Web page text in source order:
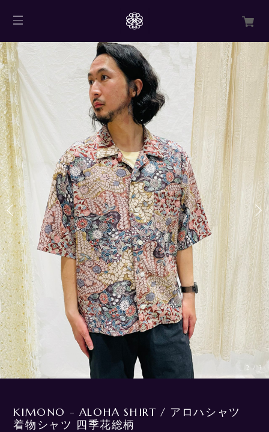
3 / 3
KIMONO - ALOHA SHIRT / アロハシャツ
着物シャツ 四季花総柄